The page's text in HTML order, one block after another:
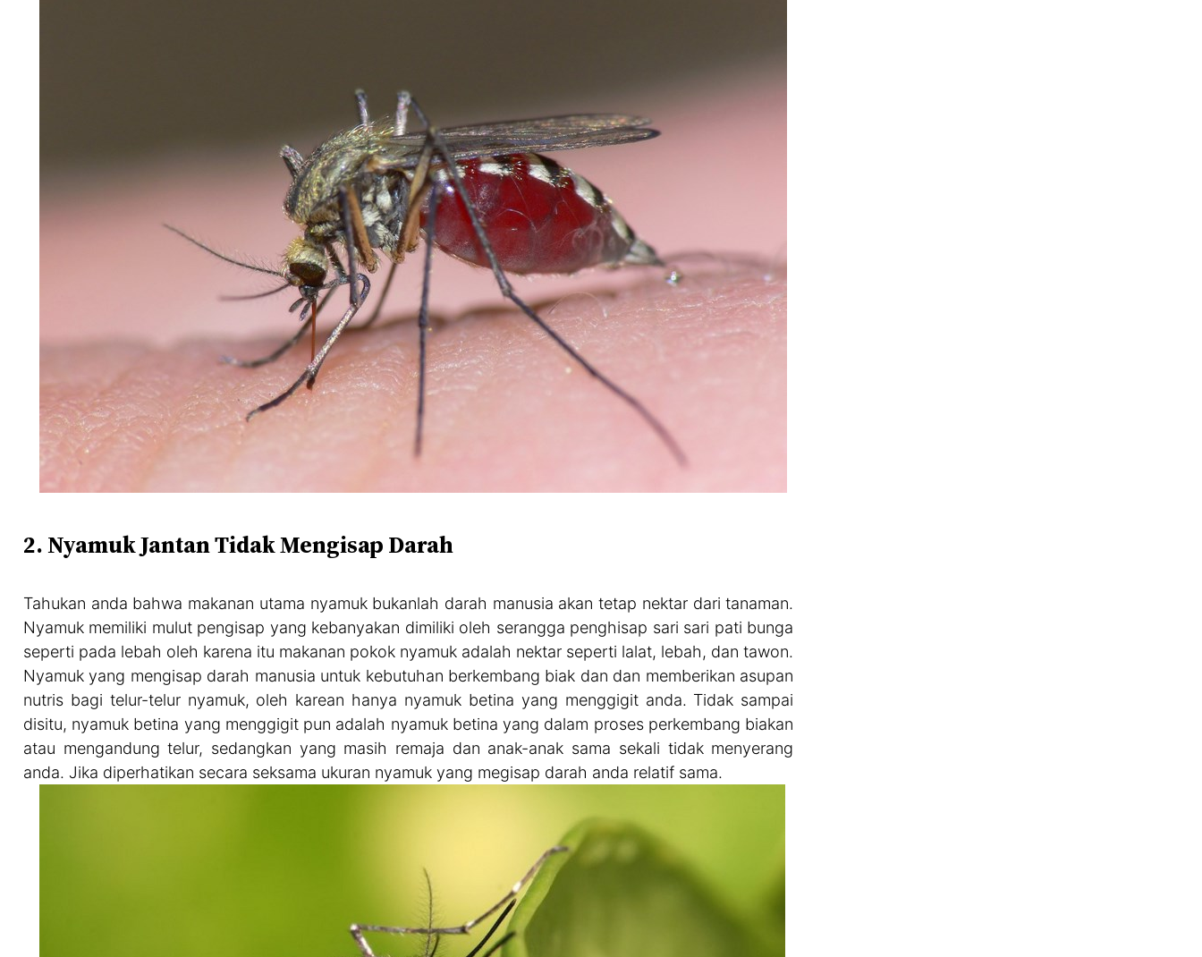
2. Nyamuk Jantan Tidak Mengisap Darah
Tahukan anda bahwa makanan utama nyamuk bukanlah darah manusia akan tetap nektar dari tanaman.
Nyamuk memiliki mulut pengisap yang kebanyakan dimiliki oleh serangga penghisap sari sari pati bunga
seperti pada lebah oleh karena itu makanan pokok nyamuk adalah nektar seperti lalat, lebah, dan tawon.
Nyamuk yang mengisap darah manusia untuk kebutuhan berkembang biak dan dan memberikan asupan
nutris bagi telur-telur nyamuk, oleh karean hanya nyamuk betina yang menggigit anda. Tidak sampai
disitu, nyamuk betina yang menggigit pun adalah nyamuk betina yang dalam proses perkembang biakan
atau mengandung telur, sedangkan yang masih remaja dan anak-anak sama sekali tidak menyerang
anda. Jika diperhatikan secara seksama ukuran nyamuk yang megisap darah anda relatif sama.